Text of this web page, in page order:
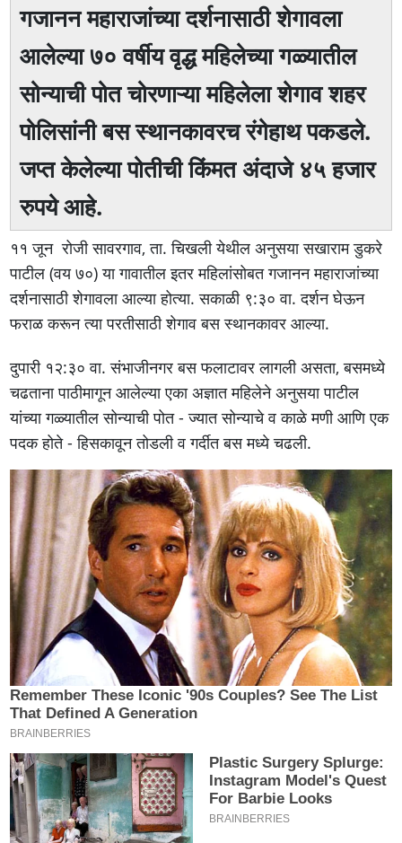
गजानन महाराजांच्या दर्शनासाठी शेगावला
आलेल्या ७० वर्षीय वृद्ध महिलेच्या गळ्यातील
सोन्याची पोत चोरणाऱ्या महिलेला शेगाव शहर
पोलिसांनी बस स्थानकावरच रंगेहाथ पकडले.
जप्त केलेल्या पोतीची किंमत अंदाजे ४५ हजार
रुपये आहे.
११ जून रोजी सावरगाव, ता. चिखली येथील अनुसया सखाराम डुकरे
पाटील (वय ७०) या गावातील इतर महिलांसोबत गजानन महाराजांच्या
दर्शनासाठी शेगावला आल्या होत्या. सकाळी ९:३० वा. दर्शन घेऊन
फराळ करून त्या परतीसाठी शेगाव बस स्थानकावर आल्या.
दुपारी १२:३० वा. संभाजीनगर बस फलाटावर लागली असता, बसमध्ये
चढताना पाठीमागून आलेल्या एका अज्ञात महिलेने अनुसया पाटील
यांच्या गळ्यातील सोन्याची पोत - ज्यात सोन्याचे व काळे मणी आणि एक
पदक होते - हिसकावून तोडली व गर्दीत बस मध्ये चढली.